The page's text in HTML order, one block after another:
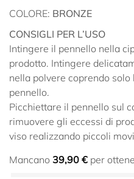
COLORE: BRONZE
CONSIGLI PER L’USO
Intingere il pennello nella
prodotto. Intingere
nella polvere coprendo
pennello.
Picchiettare il pennello sul
rimuovere gli eccessi di
viso realizzando piccoli
Mancano 39,90 € per